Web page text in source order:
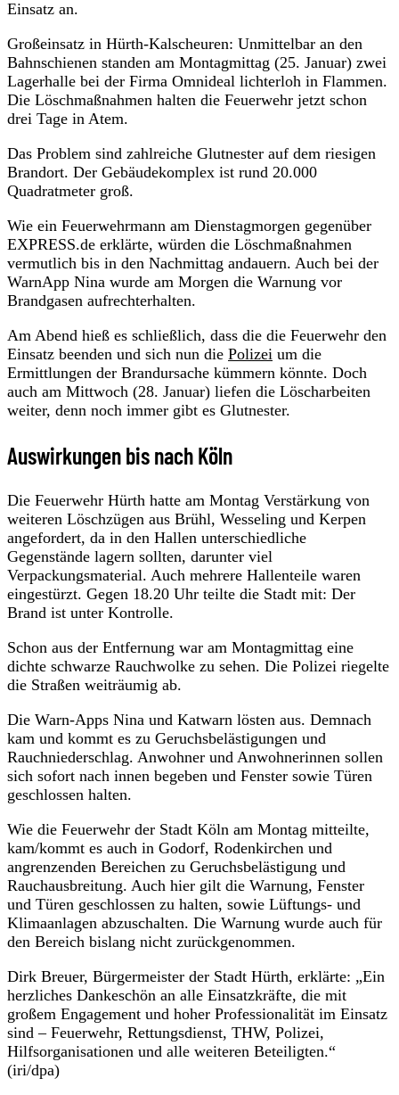
Einsatz an.
Großeinsatz in Hürth-Kalscheuren: Unmittelbar an den
Bahnschienen standen am Montagmittag (25. Januar) zwei
Lagerhalle bei der Firma Omnideal lichterloh in Flammen.
Die Löschmaßnahmen halten die Feuerwehr jetzt schon
drei Tage in Atem.
Das Problem sind zahlreiche Glutnester auf dem riesigen
Brandort. Der Gebäudekomplex ist rund 20.000
Quadratmeter groß.
Wie ein Feuerwehrmann am Dienstagmorgen gegenüber
EXPRESS.de erklärte, würden die Löschmaßnahmen
vermutlich bis in den Nachmittag andauern. Auch bei der
WarnApp Nina wurde am Morgen die Warnung vor
Brandgasen aufrechterhalten.
Am Abend hieß es schließlich, dass die die Feuerwehr den
Einsatz beenden und sich nun die Polizei um die
Ermittlungen der Brandursache kümmern könnte. Doch
auch am Mittwoch (28. Januar) liefen die Löscharbeiten
weiter, denn noch immer gibt es Glutnester.
Auswirkungen bis nach Köln
Die Feuerwehr Hürth hatte am Montag Verstärkung von
weiteren Löschzügen aus Brühl, Wesseling und Kerpen
angefordert, da in den Hallen unterschiedliche
Gegenstände lagern sollten, darunter viel
Verpackungsmaterial. Auch mehrere Hallenteile waren
eingestürzt. Gegen 18.20 Uhr teilte die Stadt mit: Der
Brand ist unter Kontrolle.
Schon aus der Entfernung war am Montagmittag eine
dichte schwarze Rauchwolke zu sehen. Die Polizei riegelte
die Straßen weiträumig ab.
Die Warn-Apps Nina und Katwarn lösten aus. Demnach
kam und kommt es zu Geruchsbelästigungen und
Rauchniederschlag. Anwohner und Anwohnerinnen sollen
sich sofort nach innen begeben und Fenster sowie Türen
geschlossen halten.
Wie die Feuerwehr der Stadt Köln am Montag mitteilte,
kam/kommt es auch in Godorf, Rodenkirchen und
angrenzenden Bereichen zu Geruchsbelästigung und
Rauchausbreitung. Auch hier gilt die Warnung, Fenster
und Türen geschlossen zu halten, sowie Lüftungs- und
Klimaanlagen abzuschalten. Die Warnung wurde auch für
den Bereich bislang nicht zurückgenommen.
Dirk Breuer, Bürgermeister der Stadt Hürth, erklärte: „Ein
herzliches Dankeschön an alle Einsatzkräfte, die mit
großem Engagement und hoher Professionalität im Einsatz
sind – Feuerwehr, Rettungsdienst, THW, Polizei,
Hilfsorganisationen und alle weiteren Beteiligten.“
(iri/dpa)